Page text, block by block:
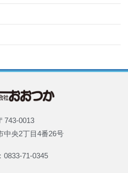
743-0013
中央2丁目4番26号
0833-71-0345